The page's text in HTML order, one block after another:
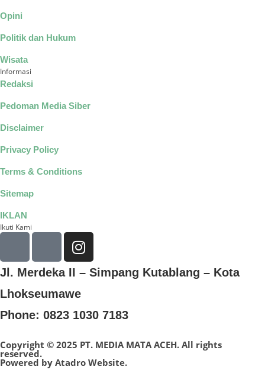
Opini
Politik dan Hukum
Wisata
Informasi
Redaksi
Pedoman Media Siber
Disclaimer
Privacy Policy
Terms & Conditions
Sitemap
IKLAN
Ikuti Kami
Jl. Merdeka II – Simpang Kutablang – Kota
Lhokseumawe
Phone: 0823 1030 7183
Copyright © 2025 PT. MEDIA MATA ACEH. All rights
reserved.
Powered by Atadro Website.